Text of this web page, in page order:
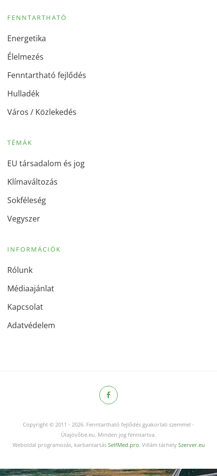
FENNTARTHATÓ
Energetika
Élelmezés
Fenntartható fejlődés
Hulladék
Város / Közlekedés
TÉMÁK
EU társadalom és jog
Klímaváltozás
Sokféleség
Vegyszer
INFORMÁCIÓK
Rólunk
Médiaajánlat
Kapcsolat
Adatvédelem
Copyright © 2011 - 2026. Fenntartható fejlődés gyakorlati szemmel -
Útajövőbe.eu. Minden jog fenntartva.
Weboldal programozás, karbantartás SelfMed.pro. Villám tárhely Szerver.eu